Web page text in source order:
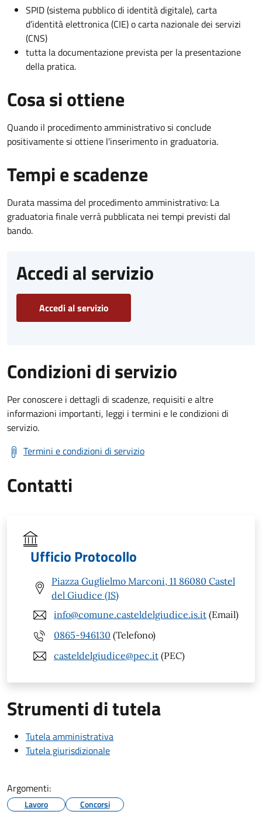
SPID (sistema pubblico di identità digitale), carta
d’identità elettronica (CIE) o carta nazionale dei servizi
(CNS)
tutta la documentazione prevista per la presentazione
della pratica.
Cosa si ottiene
Quando il procedimento amministrativo si conclude
positivamente si ottiene l'inserimento in graduatoria.
Tempi e scadenze
Durata massima del procedimento amministrativo: La
graduatoria finale verrà pubblicata nei tempi previsti dal
bando.
Accedi al servizio
Accedi al servizio
Condizioni di servizio
Per conoscere i dettagli di scadenze, requisiti e altre
informazioni importanti, leggi i termini e le condizioni di
servizio.
Termini e condizioni di servizio
Contatti
Ufficio Protocollo
Piazza Guglielmo Marconi, 11 86080 Castel
del Giudice (IS)
info@comune.casteldelgiudice.is.it (Email)
0865-946130 (Telefono)
casteldelgiudice@pec.it (PEC)
Strumenti di tutela
Tutela amministrativa
Tutela giurisdizionale
Argomenti:
Lavoro Concorsi